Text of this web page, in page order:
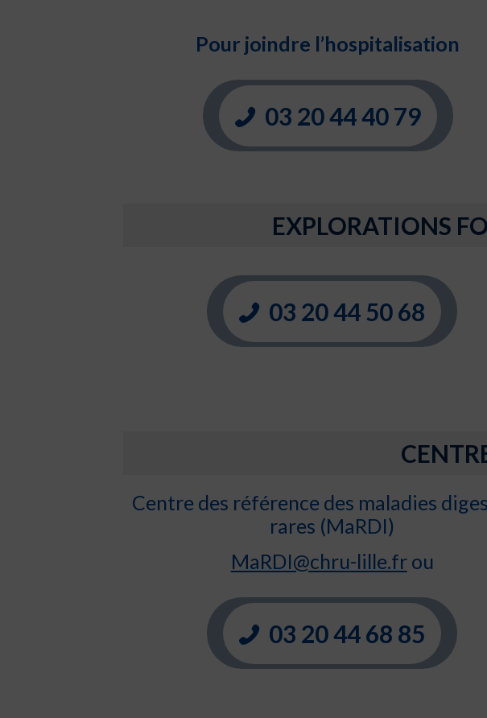
Pour joindre l’hospitalisation
03 20 44 40 79
EXPLORATIONS
03 20 44 50 68
Centre des référence des maladies
rares (MaRDI)
MaRDI@chru-lille.frou
03 20 44 68 85